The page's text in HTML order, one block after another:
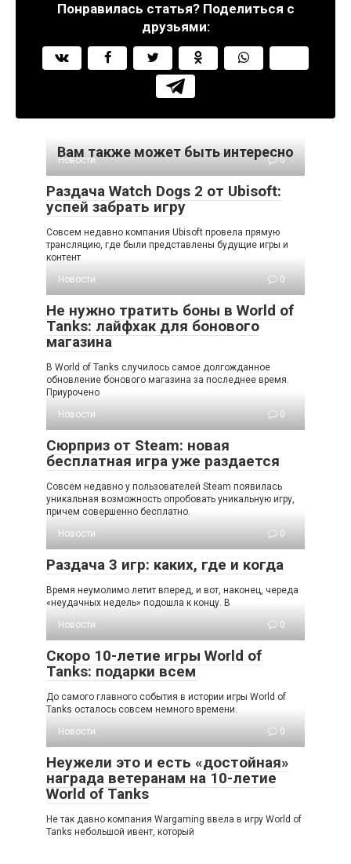
Понравилась статья? Поделиться с
друзьями:
Вам также может быть интересно
Новости 0
Раздача Watch Dogs 2 от Ubisoft:
успей забрать игру
Совсем недавно компания Ubisoft провела прямую
трансляцию, где были представлены будущие игры и
контент
Новости
0
Не нужно тратить боны в World of
Tanks: лайфхак для бонового
магазина
В World of Tanks случилось самое долгожданное
обновление бонового магазина за последнее время.
Приурочено
Новости
0
Сюрприз от Steam: новая
бесплатная игра уже раздается
Совсем недавно у пользователей Steam появилась
уникальная возможность опробовать уникальную игру,
причем совершенно бесплатно.
Новости
0
Раздача 3 игр: каких, где и когда
Время неумолимо летит вперед, и вот, наконец, череда
«неудачных недель» подошла к концу. В
Новости
0
Скоро 10-летие игры World of
Tanks: подарки всем
До самого главного события в истории игры World of
Tanks осталось совсем немного времени.
Новости
0
Неужели это и есть «достойная»
награда ветеранам на 10-летие
World of Tanks
Не так давно компания Wargaming ввела в игру World of
Tanks небольшой ивент, который